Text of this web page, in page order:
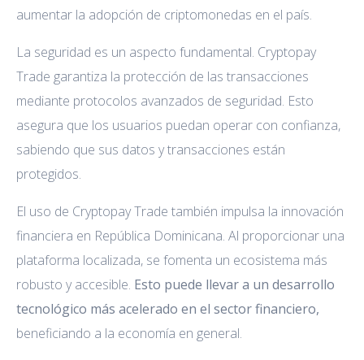
aumentar la adopción de criptomonedas en el país.
La seguridad es un aspecto fundamental. Cryptopay
Trade garantiza la protección de las transacciones
mediante protocolos avanzados de seguridad. Esto
asegura que los usuarios puedan operar con confianza,
sabiendo que sus datos y transacciones están
protegidos.
El uso de Cryptopay Trade también impulsa la innovación
financiera en República Dominicana. Al proporcionar una
plataforma localizada, se fomenta un ecosistema más
robusto y accesible. Esto puede llevar a un desarrollo
tecnológico más acelerado en el sector financiero,
beneficiando a la economía en general.